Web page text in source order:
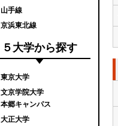
山手線
京浜東北線
５大学から探す
東京大学
文京学院大学
本郷キャンパス
大正大学